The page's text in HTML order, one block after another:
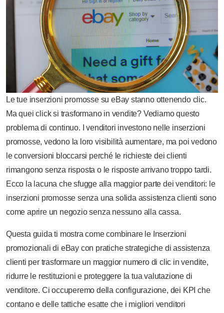
Le tue inserzioni promosse su eBay stanno ottenendo clic.
Ma quei click si trasformano in vendite? Vediamo questo
problema di continuo. I venditori investono nelle inserzioni
promosse, vedono la loro visibilità aumentare, ma poi vedono
le conversioni bloccarsi perché le richieste dei clienti
rimangono senza risposta o le risposte arrivano troppo tardi.
Ecco la lacuna che sfugge alla maggior parte dei venditori: le
inserzioni promosse senza una solida assistenza clienti sono
come aprire un negozio senza nessuno alla cassa.
Questa guida ti mostra come combinare le Inserzioni
promozionali di eBay con pratiche strategiche di assistenza
clienti per trasformare un maggior numero di clic in vendite,
ridurre le restituzioni e proteggere la tua valutazione di
venditore. Ci occuperemo della configurazione, dei KPI che
contano e delle tattiche esatte che i migliori venditori